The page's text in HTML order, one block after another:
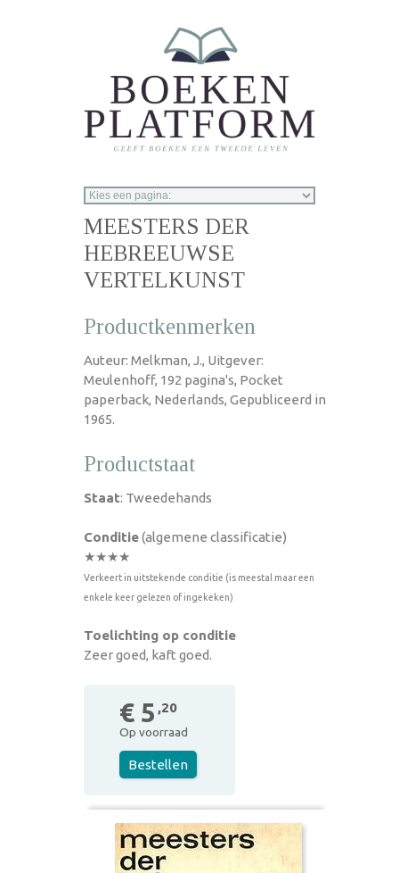
MEESTERS DER
HEBREEUWSE
VERTELKUNST
Productkenmerken
Auteur: Melkman, J., Uitgever:
Meulenhoff, 192 pagina's, Pocket
paperback, Nederlands, Gepubliceerd in
1965.
Productstaat
Staat: Tweedehands
Conditie(algemene classificatie)
★★★★
Verkeert in uitstekende conditie (is meestal maar een
enkele keer gelezen of ingekeken)
Toelichting op conditie
Zeer goed, kaft goed.
€ 5 ,20
Op voorraad
Bestellen